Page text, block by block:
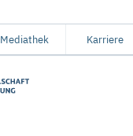
Mediathek Karriere